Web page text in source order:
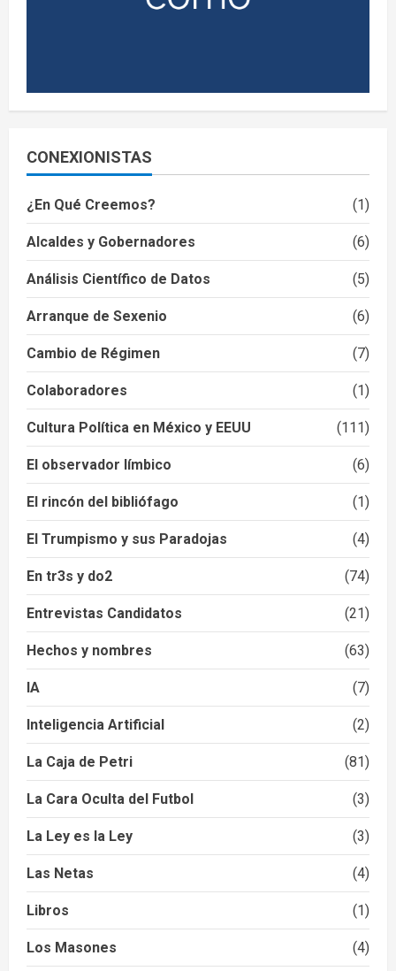
CONEXIONISTAS
¿En Qué Creemos? (1)
Alcaldes y Gobernadores (6)
Análisis Científico de Datos (5)
Arranque de Sexenio (6)
Cambio de Régimen (7)
Colaboradores (1)
Cultura Política en México y EEUU (111)
El observador límbico (6)
El rincón del bibliófago (1)
El Trumpismo y sus Paradojas (4)
En tr3s y do2 (74)
Entrevistas Candidatos (21)
Hechos y nombres (63)
IA (7)
Inteligencia Artificial (2)
La Caja de Petri (81)
La Cara Oculta del Futbol (3)
La Ley es la Ley (3)
Las Netas (4)
Libros (1)
Los Masones (4)